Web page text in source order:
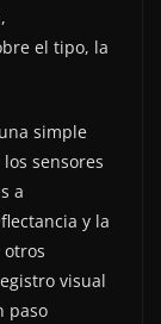
el tipo, la
simple
sensores
a
y la
otros
visual
paso